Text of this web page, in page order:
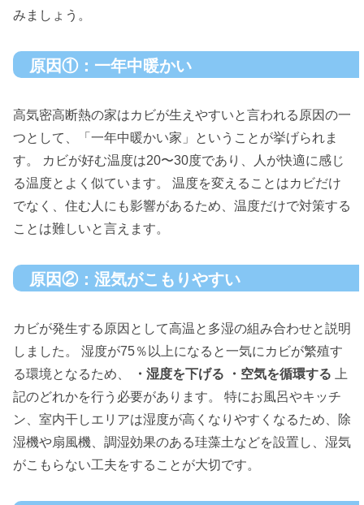
みましょう。
原因①：一年中暖かい
高気密高断熱の家はカビが生えやすいと言われる原因の一
つとして、「一年中暖かい家」ということが挙げられま
す。 カビが好む温度は20〜30度であり、人が快適に感じ
る温度とよく似ています。 温度を変えることはカビだけ
でなく、住む人にも影響があるため、温度だけで対策する
ことは難しいと言えます。
原因②：湿気がこもりやすい
カビが発生する原因として高温と多湿の組み合わせと説明
しました。 湿度が75％以上になると一気にカビが繁殖す
る環境となるため、
・湿度を下げる ・空気を循環する 上
記のどれかを行う必要があります。 特にお風呂やキッチ
ン、室内干しエリアは湿度が高くなりやすくなるため、除
湿機や扇風機、調湿効果のある珪藻土などを設置し、湿気
がこもらない工夫をすることが大切です。